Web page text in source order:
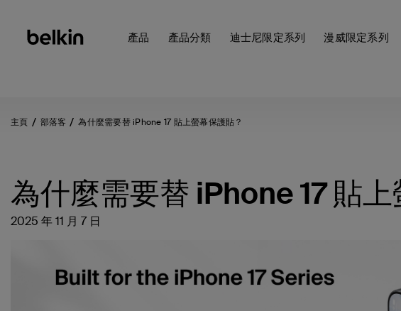
產品 產品分類 迪士尼限定系列 漫威限定系列
主頁 部落客 為什麼需要替 iPhone 17 貼上螢幕保護貼？
為什麼需要替 iPhone 17 貼上
2025 年 11 月 7 日